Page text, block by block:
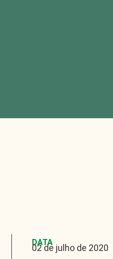
DATA
02 de julho de 2020